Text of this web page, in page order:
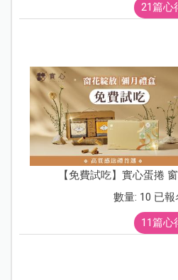
21篇心
【免費試吃】實心蛋捲
數量: 10 已報
11篇心